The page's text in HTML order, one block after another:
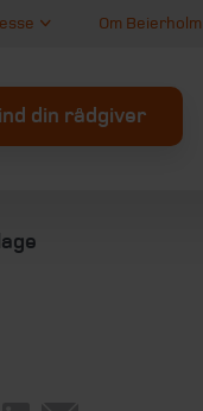
Om Beierholm
din rådgiver